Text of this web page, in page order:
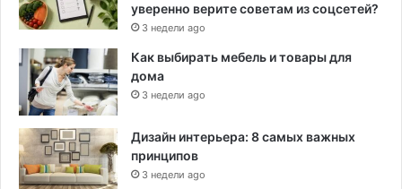
уверенно верите советам из соцсетей?
3 недели ago
Как выбирать мебель и товары для
дома
3 недели ago
Дизайн интерьера: 8 самых важных
принципов
3 недели ago